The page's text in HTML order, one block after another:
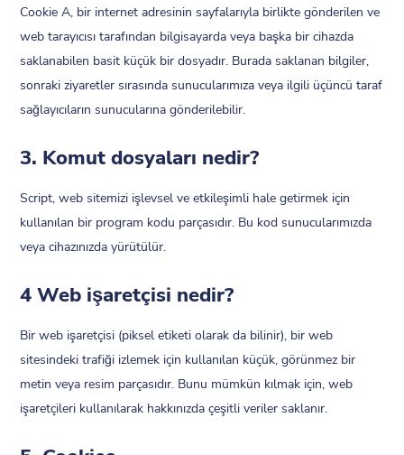
Cookie A, bir internet adresinin sayfalarıyla birlikte gönderilen ve
web tarayıcısı tarafından bilgisayarda veya başka bir cihazda
saklanabilen basit küçük bir dosyadır. Burada saklanan bilgiler,
sonraki ziyaretler sırasında sunucularımıza veya ilgili üçüncü taraf
sağlayıcıların sunucularına gönderilebilir.
3. Komut dosyaları nedir?
Script, web sitemizi işlevsel ve etkileşimli hale getirmek için
kullanılan bir program kodu parçasıdır. Bu kod sunucularımızda
veya cihazınızda yürütülür.
4 Web işaretçisi nedir?
Bir web işaretçisi (piksel etiketi olarak da bilinir), bir web
sitesindeki trafiği izlemek için kullanılan küçük, görünmez bir
metin veya resim parçasıdır. Bunu mümkün kılmak için, web
işaretçileri kullanılarak hakkınızda çeşitli veriler saklanır.